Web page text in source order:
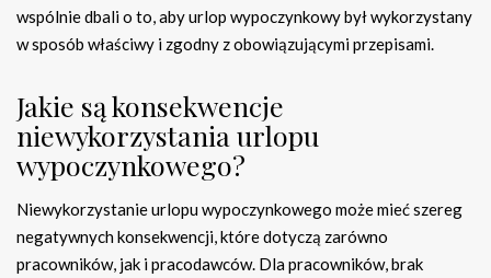
wspólnie dbali o to, aby urlop wypoczynkowy był wykorzystany
w sposób właściwy i zgodny z obowiązującymi przepisami.
Jakie są konsekwencje
niewykorzystania urlopu
wypoczynkowego?
Niewykorzystanie urlopu wypoczynkowego może mieć szereg
negatywnych konsekwencji, które dotyczą zarówno
pracowników, jak i pracodawców. Dla pracowników, brak